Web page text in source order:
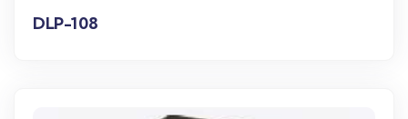
DLP-108